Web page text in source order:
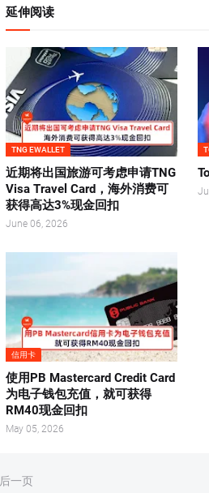
延伸阅读
TNG EWALLET
近期将出国旅游可考虑申请TNG
Visa Travel Card，海外消费可
获得高达3%现金回扣
June 06, 2026
信用卡
使用PB Mastercard Credit Card
为电子钱包充值，就可获得
RM40现金回扣
May 05, 2026
后一页